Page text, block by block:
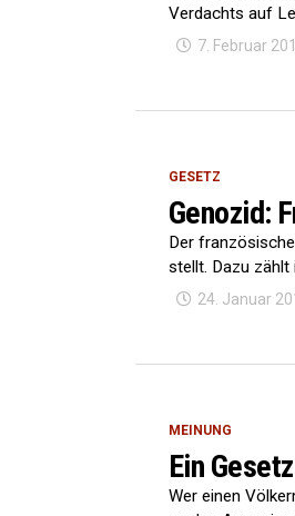
Verdachts auf
7. Februar
GESETZ
Genozid:
Der
stellt. Dazu zählt
24. Januar
MEINUNG
Ein
Wer einen